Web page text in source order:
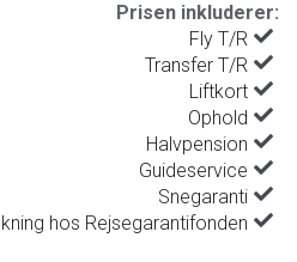
Prisen inkluderer:
Fly T/R
Transfer T/R
Liftkort
Ophold
Halvpension
Guideservice
Snegaranti
hos Rejsegarantifonden